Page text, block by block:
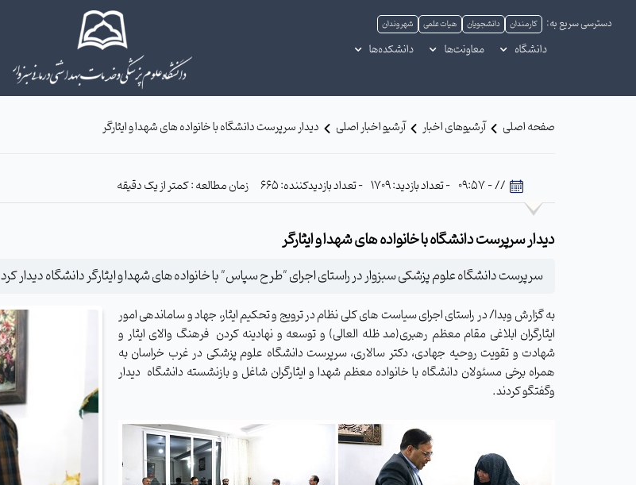
دسترسی سریع به: کارمندان دانشجویان هیات علمی شهروندان
دانشگاه معاونت‌ها دانشکده‌ها
صفحه اصلی آرشیوهای اخبار آرشیو اخبار اصلی دیدار سرپرست دانشگاه با خانواده های شهدا و ایثارگر
// - 09:57 - تعداد بازدید: 1709 - تعداد بازدیدکننده: 665 زمان مطالعه : کمتر از یک دقیقه
دیدار سرپرست دانشگاه با خانواده های شهدا و ایثارگر
سرپرست دانشگاه علوم پزشکی سبزوار در راستای اجرای "طرح سپاس" با خانواده های شهدا و ایثارگر دانشگاه دیدار کرد
به گزارش وبدا/ در راستای اجرای سیاست های کلی نظام در ترویج و تحکیم ایثار، جهاد و ساماندهی امور
ایثارگران ابلاغی مقام معظم رهبری(مد ظله العالی) و توسعه و نهادینه کردن فرهنگ والای ایثار و
شهادت و تقویت روحیه جهادی، دکتر سالاری، سرپرست دانشگاه علوم پزشکی در غرب خراسان به
همراه برخی مسئولان دانشگاه با خانواده معظم شهدا و ایثارگران شاغل و بازنشسته دانشگاه دیدار
وگفتگو کردند.